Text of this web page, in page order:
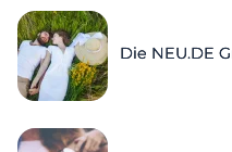
Die NEU.DE